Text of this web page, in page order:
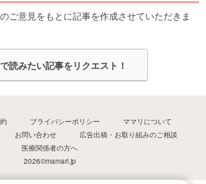
ご意見をもとに記事を作成させていただきま
読みたい記事をリクエスト！
プライバシーポリシー
ママリについて
お問い合わせ
広告出稿・お取り組みのご相談
医療関係者の方へ
2026©mamari.jp